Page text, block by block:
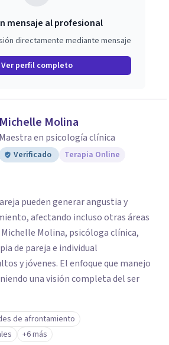
mensaje al profesional
directamente mediante mensaje
Ver perfil completo
Michelle Molina
Maestra en psicología clínica
Verificado Terapia Online
pueden generar angustia y
afectando incluso otras áreas
Michelle Molina, psicóloga clínica,
de pareja e individual
y jóvenes. El enfoque que manejo
una visión completa del ser
de afrontamiento
+6 más